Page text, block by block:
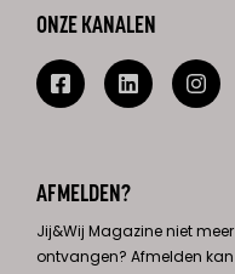
ONZE KANALEN
AFMELDEN?
Jij&Wij Magazine niet meer
ontvangen? Afmelden kan